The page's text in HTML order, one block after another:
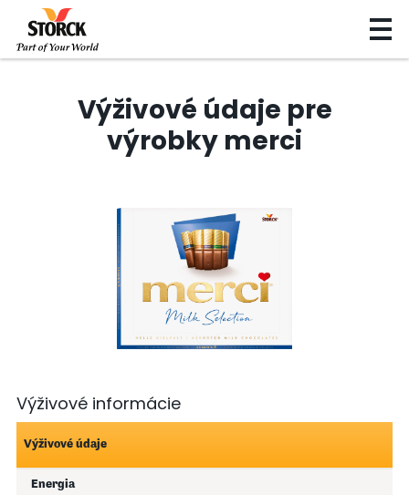
Výživové údaje pre
výrobky merci
Výživové informácie
Výživové údaje
Energia